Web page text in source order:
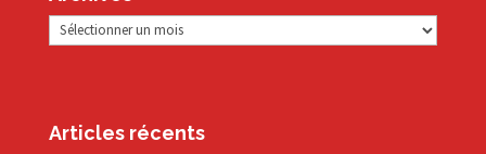
Archives
Articles récents